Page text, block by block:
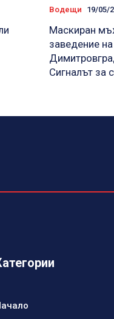
Водещи 19/05/
Маскиран
заведение
Сигналът за